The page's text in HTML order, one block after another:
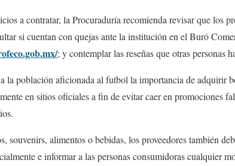
a contratar, la Procuraduría recomienda revisar que los
si cuentan con quejas ante la institución en el Buró
; y contemplar las reseñas que otras personas
la población aficionada al futbol la importancia de adquirir
en sitios oficiales a fin de evitar caer en promociones
souvenirs, alimentos o bebidas, los proveedores también
e informar a las personas consumidoras cualquier